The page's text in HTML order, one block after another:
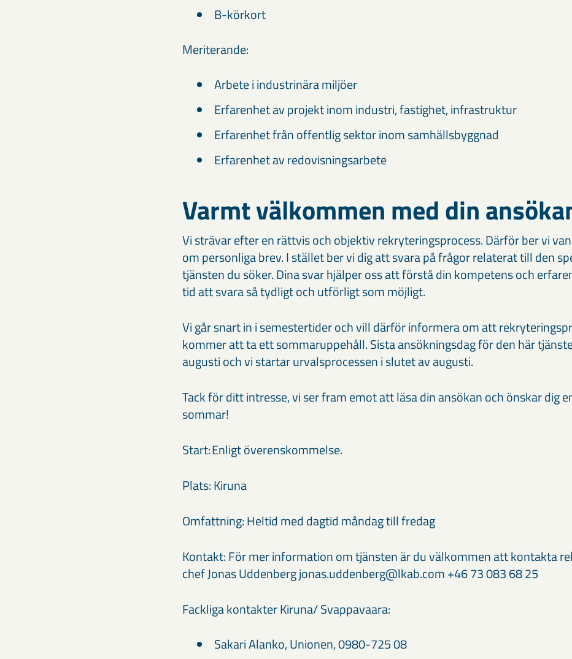
B-körkort
Meriterande:
Arbete i industrinära miljöer
Erfarenhet av projekt inom industri, fastighet, infrastruktur
Erfarenhet från offentlig sektor inom samhällsbyggnad
Erfarenhet av redovisningsarbete
Varmt välkommen med din
Vi strävar efter en rättvis och objektiv rekryteringsprocess. Därför ber vi
om personliga brev. I stället ber vi dig att svara på frågor relaterat till den
tjänsten du söker. Dina svar hjälper oss att förstå din kompetens och
tid att svara så tydligt och utförligt som möjligt.
Vi går snart in i semestertider och vill därför informera om att
kommer att ta ett sommaruppehåll. Sista ansökningsdag för den här
augusti och vi startar urvalsprocessen i slutet av augusti.
Tack för ditt intresse, vi ser fram emot att läsa din ansökan och önskar dig
sommar!
Start: Enligt överenskommelse.
Plats: Kiruna
Omfattning: Heltid med dagtid måndag till fredag
Kontakt: För mer information om tjänsten är du välkommen att kontakta
chef Jonas Uddenberg jonas.uddenberg@lkab.com +46 73 083 68 25
Fackliga kontakter Kiruna/ Svappavaara:
Sakari Alanko, Unionen, 0980-725 08